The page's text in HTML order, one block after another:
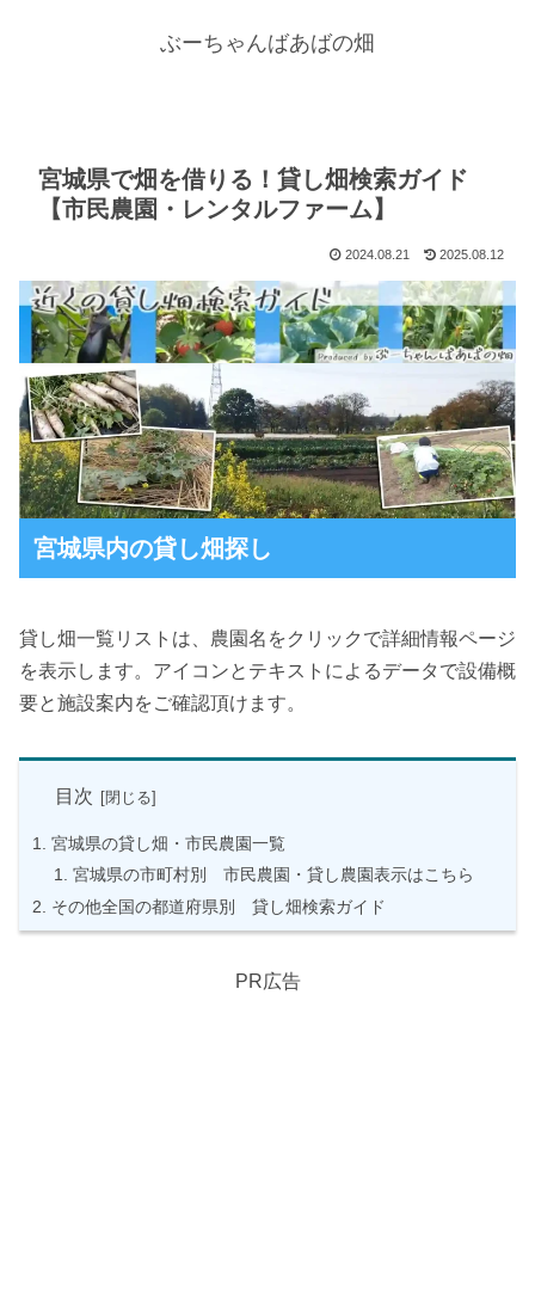
ぶーちゃんばあばの畑
宮城県で畑を借りる！貸し畑検索ガイド
【市民農園・レンタルファーム】
2024.08.21 2025.08.12
宮城県内の貸し畑探し
貸し畑一覧リストは、農園名をクリックで詳細情報ページ
を表示します。アイコンとテキストによるデータで設備概
要と施設案内をご確認頂けます。
目次
宮城県の貸し畑・市民農園一覧
宮城県の市町村別 市民農園・貸し農園表示はこちら
その他全国の都道府県別 貸し畑検索ガイド
PR広告